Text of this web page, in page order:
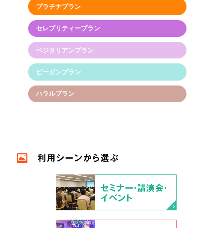
プラチナプラン
セレブリティープラン
ベジタリアンプラン
ビーガンプラン
ハラルプラン